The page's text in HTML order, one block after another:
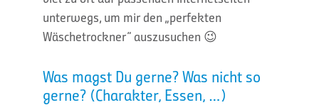
unterwegs, um mir den „perfekten
Wäschetrockner“ auszusuchen 😉
Was magst Du gerne? Was nicht so
gerne? (Charakter, Essen, …)